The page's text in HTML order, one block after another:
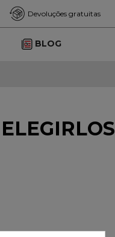
Devoluções gratuitas
BLOG